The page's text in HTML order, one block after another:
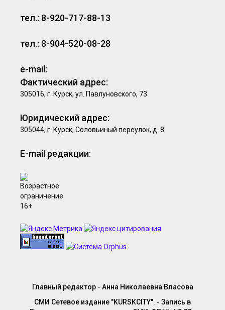
тел.: 8-920-717-88-13
тел.: 8-904-520-08-28
e-mail:
Фактический адрес:
305016, г. Курск, ул. Павлуновского, 73
Юридический адрес:
305044, г. Курск, Соловьиный переулок, д. 8
E-mail редакции:
Главный редактор - Анна Николаевна Власова
СМИ Сетевое издание "KURSKCITY". - Запись в